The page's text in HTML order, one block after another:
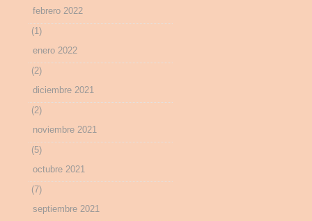
febrero 2022
(1)
enero 2022
(2)
diciembre 2021
(2)
noviembre 2021
(5)
octubre 2021
(7)
septiembre 2021